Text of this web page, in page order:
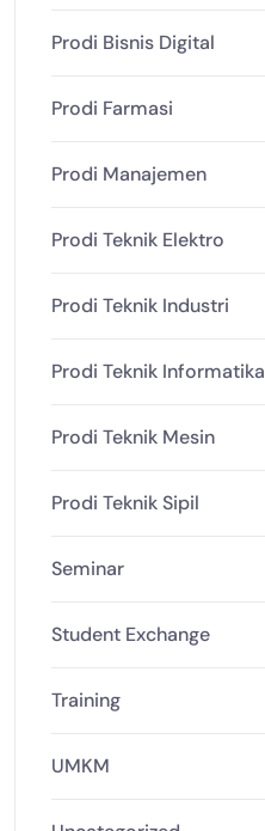
Prodi Bisnis Digital
Prodi Farmasi
Prodi Manajemen
Prodi Teknik Elektro
Prodi Teknik Industri
Prodi Teknik Informatika
Prodi Teknik Mesin
Prodi Teknik Sipil
Seminar
Student Exchange
Training
UMKM